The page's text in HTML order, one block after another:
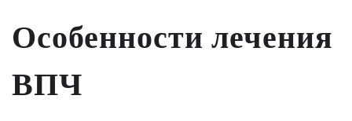
Особенности лечения
ВПЧ